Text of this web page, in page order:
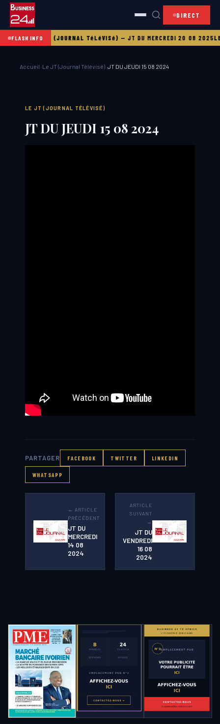
DIRECT
FLASH INFO
08 2025LE JT (JOURNAL TéLéVISé)—JT DU MERCREDI 20 08 2025LE
Accueil › Le JT (Journal Télévisé)›JT DU JEUDI 15 08 2024
LE JT (JOURNAL TÉLÉVISÉ)
JT DU JEUDI 15 08 2024
PARTAGER FACEBOOK TWITTER LINKEDIN
WHATSAPP
← ARTICLE
PRÉCÉDENT
JT DU
MERCREDI
14 08
2024
ARTICLE
SUIVANT
→
JT DU
VENDREDI
16 08
2024